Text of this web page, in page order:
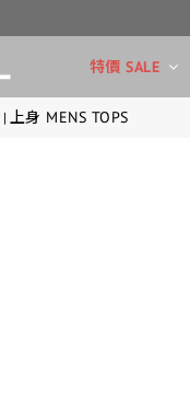
特價 SALE
| 上身 MENS TOPS